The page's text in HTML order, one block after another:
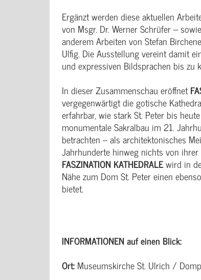
Ergänzt werden diese aktuellen
von Msgr. Dr. Werner Schrüfer –
anderem Arbeiten von Stefan
Ulfig. Die Ausstellung vereint damit
und expressiven Bildsprachen bis zu
In dieser Zusammenschau eröffnet
vergegenwärtigt die gotische
erfahrbar, wie stark St. Peter bis
monumentale Sakralbau im 21.
betrachten – als architektonisches
Jahrhunderte hinweg nichts von
FASZINATION KATHEDRALEwird in
Nähe zum Dom St. Peter einen
bietet.
INFORMATIONEN auf einen Blick:
Ort: Museumskirche St. Ulrich /